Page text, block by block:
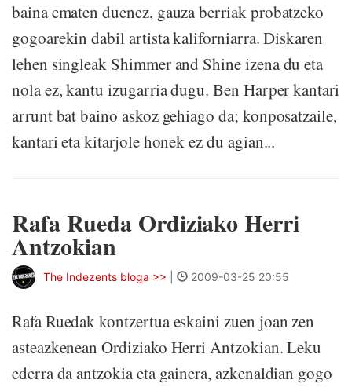
baina ematen duenez, gauza berriak probatzeko
gogoarekin dabil artista kaliforniarra. Diskaren
lehen singleak Shimmer and Shine izena du eta
nola ez, kantu izugarria dugu. Ben Harper kantari
arrunt bat baino askoz gehiago da; konposatzaile,
kantari eta kitarjole honek ez du agian...
Rafa Rueda Ordiziako Herri
Antzokian
The Indezents bloga >> 2009-03-25 20:55
Rafa Ruedak kontzertua eskaini zuen joan zen
asteazkenean Ordiziako Herri Antzokian. Leku
ederra da antzokia eta gainera, azkenaldian gogo